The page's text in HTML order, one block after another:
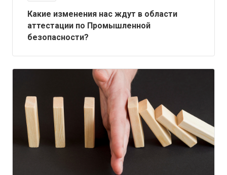
Какие изменения нас ждут в области
аттестации по Промышленной
безопасности?